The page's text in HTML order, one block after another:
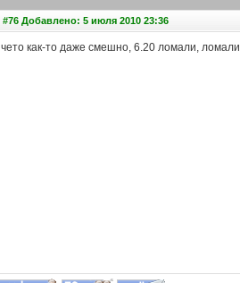
#76 Добавлено: 5 июля 2010 23:36
чето как-то даже смешно, 6.20 ломали,